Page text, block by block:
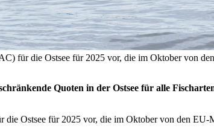
für die Ostsee für 2025 vor, die im Oktober von
Quoten in der Ostsee für alle
Ostsee für 2025 vor, die im Oktober von den